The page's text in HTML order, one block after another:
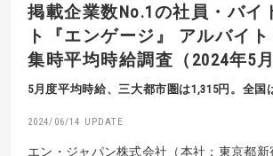
掲載企業数No.1の社員・バイ
ト『エンゲージ』
アルバイ
集時平均時給調査（2024年5月
5月度平均時給、三大都市圏は1,315円。全国
2024/06/14
エン・ジャパン株式会社（本社：東京都